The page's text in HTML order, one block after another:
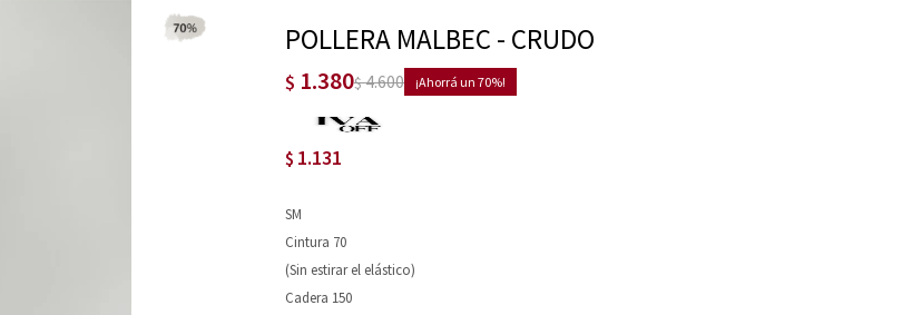
POLLERA MALBEC - CRUDO
$ 1.380$4.600 70
$ 1.131
SM
Cintura 70
(Sin estirar el elástico)
Cadera 150